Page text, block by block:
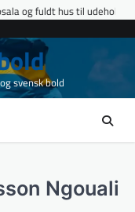
i topopgør
svensk bold
Ngouali